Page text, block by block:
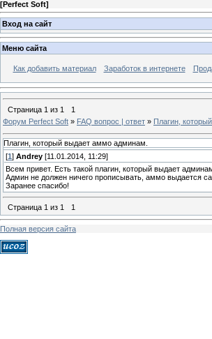
[Perfect Soft]
Вход на сайт
Меню сайта
Как добавить материал Заработок в интернете
Страница 1 из 1
1
Форум Perfect Soft » FAQ вопрос | ответ » Плагин,
Плагин, который выдает аммо админам.
[1 ] Andrey [11.01.2014, 11:29]
Всем привет. Есть такой плагин, который выдает
Админ не должен ничего прописывать, аммо выдается
Заранее спасибо!
Страница 1 из 1 1
Полная версия сайта